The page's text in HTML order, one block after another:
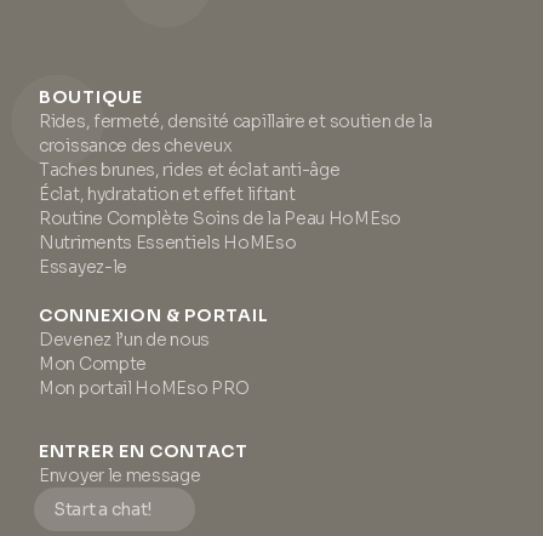
BOUTIQUE
Rides, fermeté, densité capillaire et soutien de la
croissance des cheveux
Taches brunes, rides et éclat anti-âge
Éclat, hydratation et effet liftant
Routine Complète Soins de la Peau HoMEso
Nutriments Essentiels HoMEso
Essayez-le
CONNEXION & PORTAIL
Devenez l’un de nous
Mon Compte
Mon portail HoMEso PRO
ENTRER EN CONTACT
Envoyer le message
Start a chat!